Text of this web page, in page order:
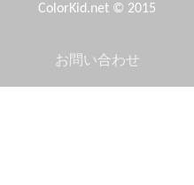
ColorKid.net © 2015
お問い合わせ